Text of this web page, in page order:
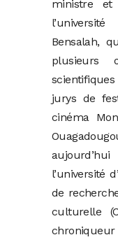
ministre
Bensalah,
plusieurs
jurys de
cinéma
l’université
de
culturelle
chroniqueur